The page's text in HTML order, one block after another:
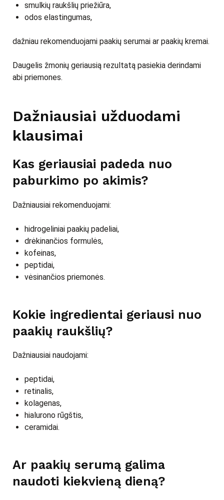
smulkių raukšlių priežiūra,
odos elastingumas,
dažniau rekomenduojami paakių serumai ar paakių kremai.
Daugelis žmonių geriausią rezultatą pasiekia derindami
abi priemones.
Dažniausiai užduodami
klausimai
Kas geriausiai padeda nuo
paburkimo po akimis?
Dažniausiai rekomenduojami:
hidrogeliniai paakių padeliai,
drėkinančios formulės,
kofeinas,
peptidai,
vėsinančios priemonės.
Kokie ingredientai geriausi nuo
paakių raukšlių?
Dažniausiai naudojami:
peptidai,
retinalis,
kolagenas,
hialurono rūgštis,
ceramidai.
Ar paakių serumą galima
naudoti kiekvieną dieną?